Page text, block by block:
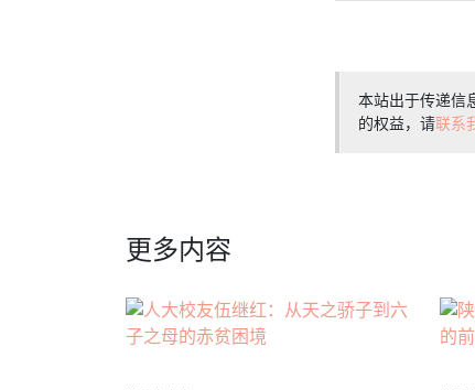
本站出于传递信
的权益，请联系
更多内容